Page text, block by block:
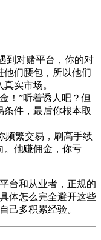
到对赌平台，你的对
他们腰包，所以他们
实市场。
！”听着诱人吧？但
件，最后你根本取
频繁交易，刷高手续
。他赚佣金，你亏
台和从业者，正规的
体怎么完全避开这些
己多积累经验。